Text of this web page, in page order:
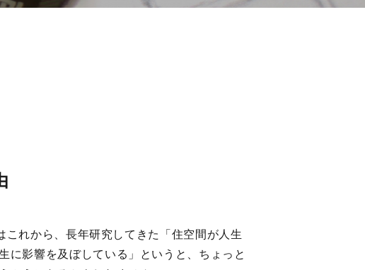
れから、長年研究してきた「住空間が人生
に影響を及ぼしている」というと、ちょっと